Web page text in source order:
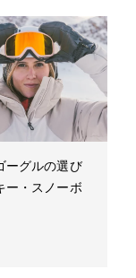
ーグルの選び
ー・スノーボ